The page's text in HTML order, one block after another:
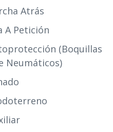
Atrás
A Petición
(boquillas
Neumáticos)